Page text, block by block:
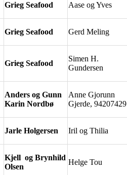
Grieg Seafood Aase og Yves
Grieg Seafood Gerd Meling
Grieg Seafood
Simen H.
Gundersen
Anders og Gunn
Karin Nordbø
Anne Gjorunn
Gjerde, 94207429
Jarle Holgersen Iril og Thilia
Kjell og Brynhild
Olsen
Helge Tou